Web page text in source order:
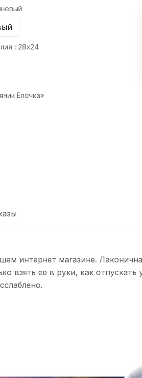
: 28x24
Елочка»
интернет магазине.
взять ее в руки, как